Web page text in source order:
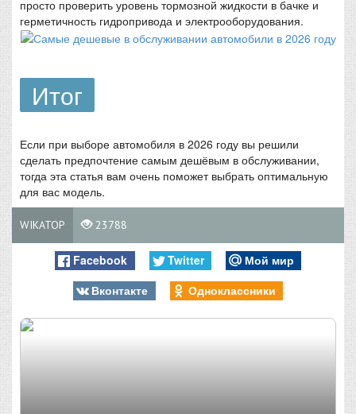
просто проверить уровень тормозной жидкости в бачке и
герметичность гидропривода и электрооборудования.
Итог
Если при выборе автомобиля в 2026 году вы решили
сделать предпочтение самым дешёвым в обслуживании,
тогда эта статья вам очень поможет выбрать оптимальную
для вас модель.
WIKATOP 23788
Facebook Twitter
Мой мир
Вконтакте
Одноклассники